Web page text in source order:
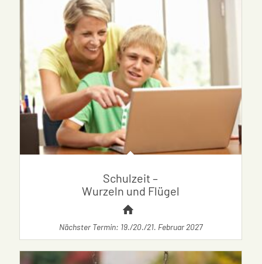
Schulzeit –
Wurzeln und Flügel
Nächster Termin: 19./20./21. Februar 2027